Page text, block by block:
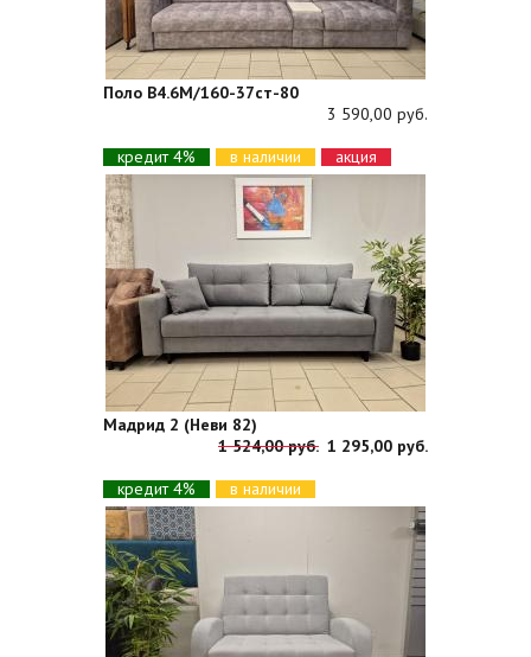
Поло В4.6М/160-37ст-80
3 590,00 руб.
кредит 4%
в наличии акция
Мадрид 2 (Неви 82)
1 524,00 руб. 1 295,00 руб.
кредит 4%
в наличии